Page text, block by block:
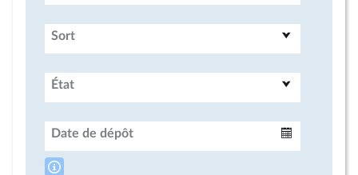
Sort
État
Date de dépôt